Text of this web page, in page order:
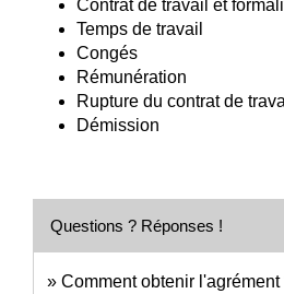
Contrat de travail et
Temps de travail
Congés
Rémunération
Rupture du contrat de
Démission
Questions ? Réponses !
Comment obtenir l'agrément